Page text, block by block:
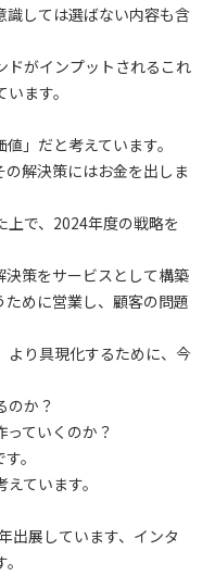
識しては選ばない内容も含
ドがインプットされるこれ
ます。
」だと考えています。
解決策にはお金を出しま
上で、2024年度の戦略を
策をサービスとして構築
ために営業し、顧客の問題
より具現化するために、今
のか？
ていくのか？
。
ています。
出展しています、インタ